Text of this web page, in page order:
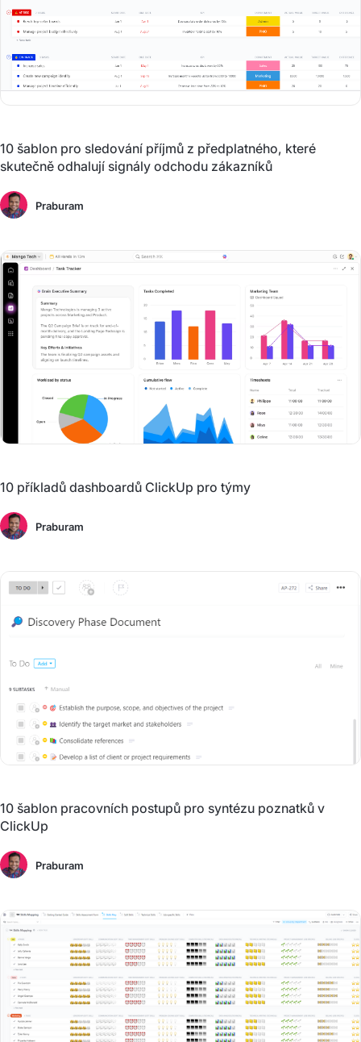
10 šablon pro sledování příjmů z předplatného, které
skutečně odhalují signály odchodu zákazníků
Praburam
10 příkladů dashboardů ClickUp pro týmy
Praburam
10 šablon pracovních postupů pro syntézu poznatků v
ClickUp
Praburam